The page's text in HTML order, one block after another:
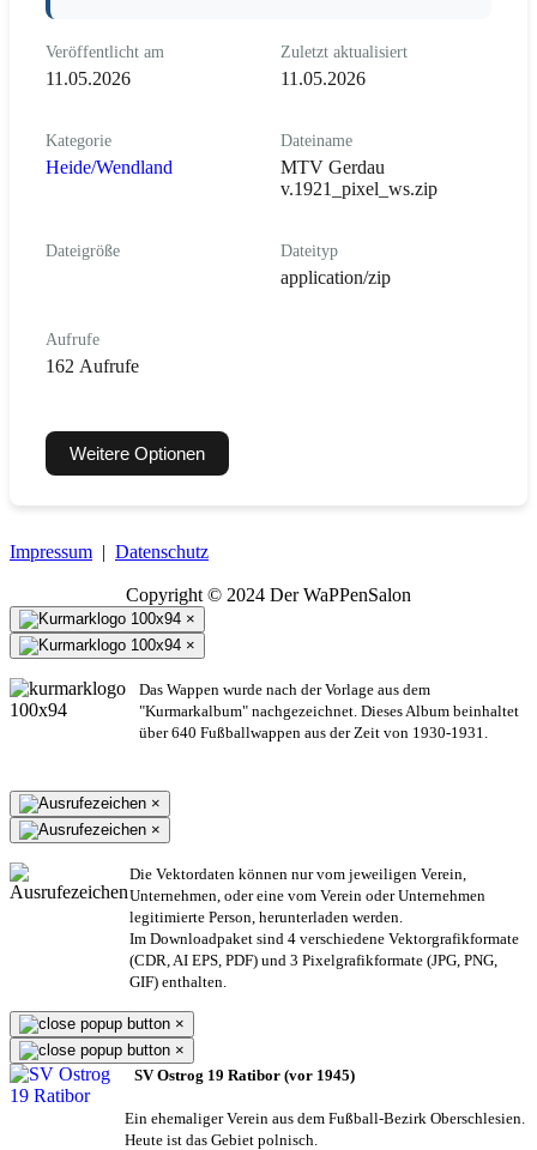
Veröffentlicht am
11.05.2026
Zuletzt aktualisiert
11.05.2026
Kategorie
Heide/Wendland
Dateiname
MTV Gerdau
v.1921_pixel_ws.zip
Dateigröße Dateityp
application/zip
Aufrufe
162 Aufrufe
Weitere Optionen
Impressum | Datenschutz
Copyright © 2024 Der WaPPenSalon
×
×
Das Wappen wurde nach der Vorlage aus dem
"Kurmarkalbum" nachgezeichnet. Dieses Album beinhaltet
über 640 Fußballwappen aus der Zeit von 1930-1931.
×
×
Die Vektordaten können nur vom jeweiligen Verein,
Unternehmen, oder eine vom Verein oder Unternehmen
legitimierte Person, herunterladen werden.
Im Downloadpaket sind 4 verschiedene Vektorgrafikformate
(CDR, AI EPS, PDF) und 3 Pixelgrafikformate (JPG, PNG,
GIF) enthalten.
×
×
SV Ostrog 19 Ratibor (vor 1945)
Ein ehemaliger Verein aus dem Fußball-Bezirk Oberschlesien.
Heute ist das Gebiet polnisch.